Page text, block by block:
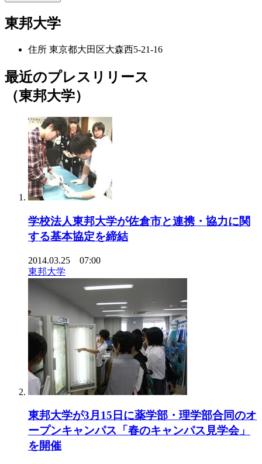
東邦大学
住所 東京都大田区大森西5-21-16
最近のプレスリリース
（東邦大学）
学校法人東邦大学が佐倉市と連携・協力に関
する基本協定を締結
2014.03.25 07:00
東邦大学
東邦大学が3月15日に薬学部・理学部合同のオ
ープンキャンパス「春のキャンパス見学会」
を開催